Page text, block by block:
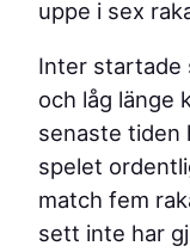
uppe i sex
Inter startade
och låg länge
senaste tiden
spelet
match fem
sett inte har